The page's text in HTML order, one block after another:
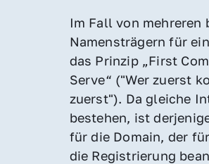
Im Fall von mehreren
Namensträgern für
das Prinzip „First
Serve“ ("Wer zuerst
zuerst"). Da gleiche
bestehen, ist
für die Domain, der
die Registrierung